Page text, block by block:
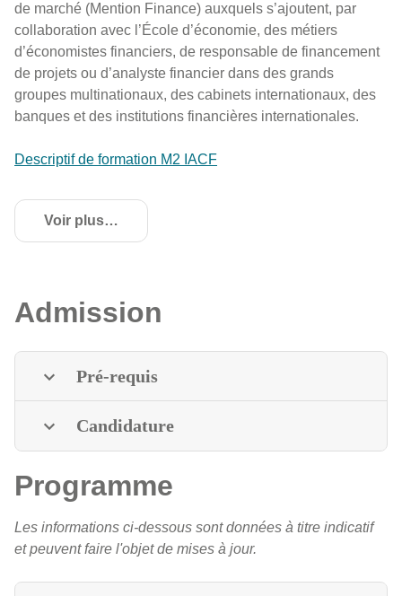
de marché (Mention Finance) auxquels s’ajoutent, par
collaboration avec l’École d’économie, des métiers
d’économistes financiers, de responsable de financement
de projets ou d’analyste financier dans des grands
groupes multinationaux, des cabinets internationaux, des
banques et des institutions financières internationales.
Descriptif de formation M2 IACF
Voir plus
de détails
Admission
Pré-requis
Candidature
Programme
Les informations ci-dessous sont données à titre indicatif
et peuvent faire l'objet de mises à jour.